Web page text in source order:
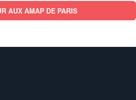
AUX AMAP DE PARIS